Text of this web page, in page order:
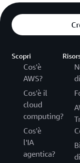
Scopri
Cos'è
AWS?
Cos'è il
cloud
computing?
Cos'è
l'IA
agentica?
di